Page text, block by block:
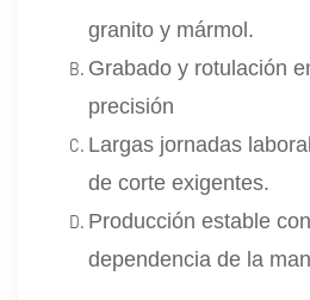
granito y mármol.
Grabado y rotulación
precisión
Largas jornadas
de corte exigentes.
Producción estable
dependencia de la